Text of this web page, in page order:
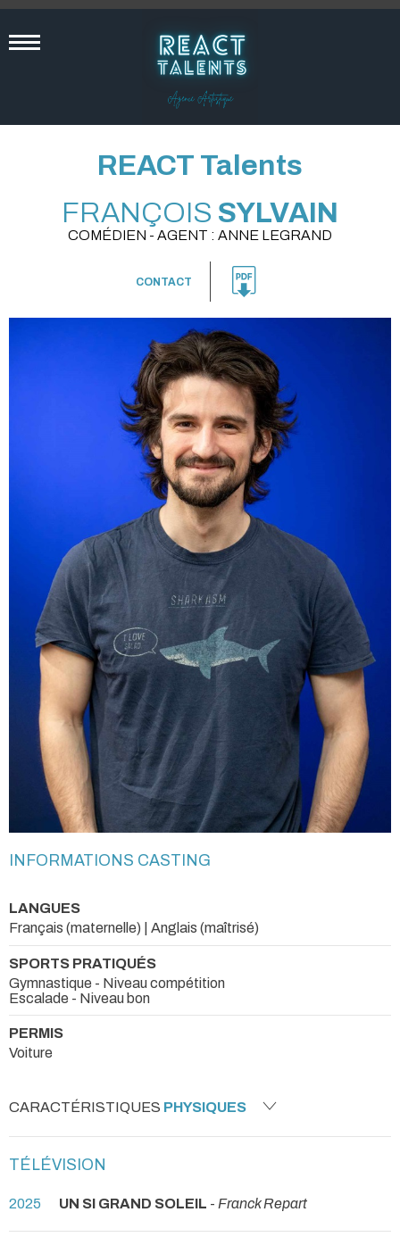
REACT Talents
FRANÇOIS SYLVAIN
COMÉDIEN - AGENT : ANNE LEGRAND
CONTACT
INFORMATIONS CASTING
LANGUES
Français (maternelle) | Anglais (maîtrisé)
SPORTS PRATIQUÉS
Gymnastique - Niveau compétition
Escalade - Niveau bon
PERMIS
Voiture
CARACTÉRISTIQUES PHYSIQUES
TÉLÉVISION
2025 UN SI GRAND SOLEIL - Franck Repart